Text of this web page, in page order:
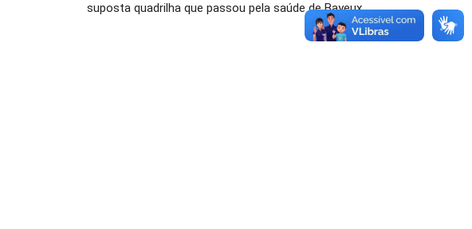
suposta quadrilha que passou pela saúde de Bayeux